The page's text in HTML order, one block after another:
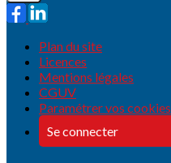
Plan du site
Licences
Mentions légales
CGUV
Paramétrer vos cookies
Se connecter